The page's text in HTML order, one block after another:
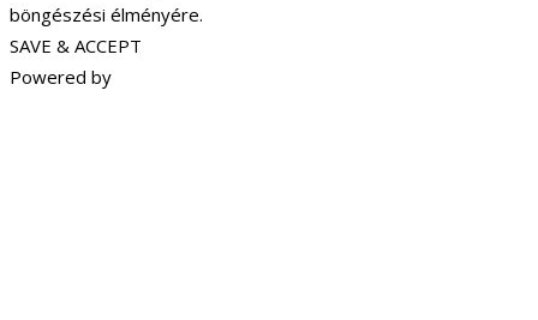
böngészési élményére.
SAVE & ACCEPT
Powered by